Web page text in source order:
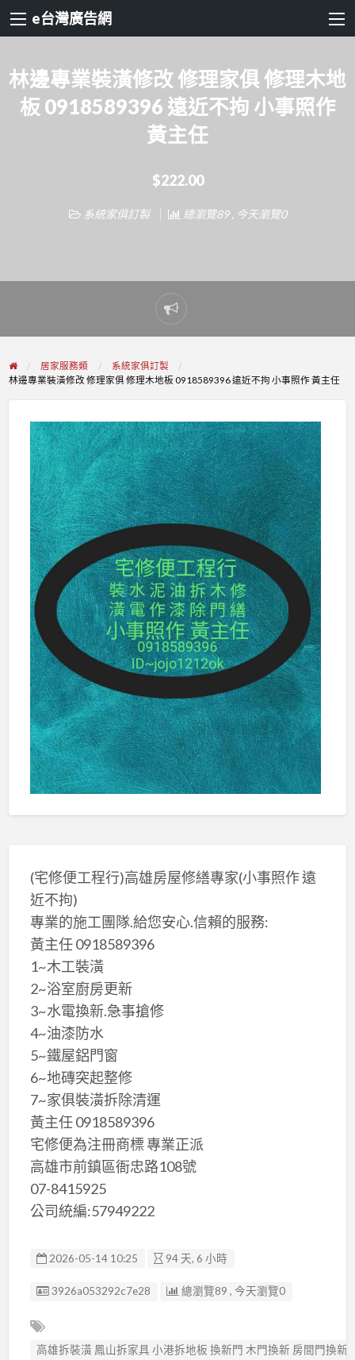
e台灣廣告網
林邊專業裝潢修改 修理家俱 修理木地
板 0918589396 遠近不拘 小事照作
黃主任
$222.00
系統家俱訂製 總瀏覽89 , 今天瀏覽0
Report
problem
居家服務類
系統家俱訂製
林邊專業裝潢修改 修理家俱 修理木地板 0918589396 遠近不拘 小事照作 黃主任
(宅修便工程行)高雄房屋修繕專家(小事照作 遠
近不拘)
專業的施工團隊.給您安心.信賴的服務:
黃主任 0918589396
1~木工裝潢
2~浴室廚房更新
3~水電換新.急事搶修
4~油漆防水
5~鐵屋鋁門窗
6~地磚突起整修
7~家俱裝潢拆除清運
黃主任 0918589396
宅修便為注冊商標 專業正派
高雄市前鎮區衙忠路108號
07-8415925
公司統編:57949222
2026-05-14 10:25 94 天, 6 小時
廣告编號
3926a053292c7e28 總瀏覽89 , 今天瀏覽0
高雄拆裝潢 鳳山拆家具 小港拆地板 換新門 木門換新 房間門換新